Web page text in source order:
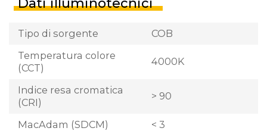
Tipo di sorgente
COB
Temperatura colore
(CCT)
4000K
Indice resa cromatica
(CRI)
> 90
MacAdam (SDCM)
< 3